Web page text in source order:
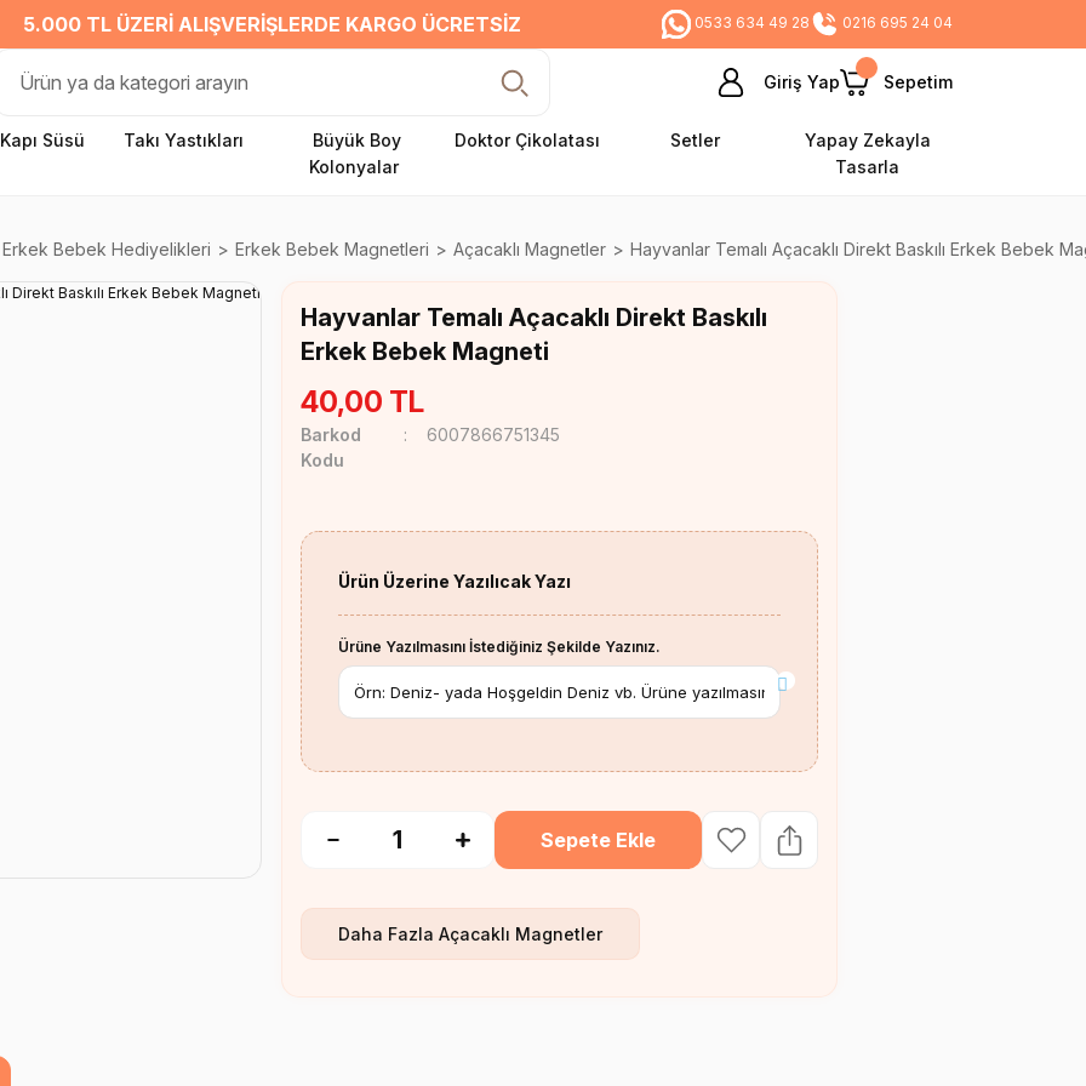
5.000 TL ÜZERI ALIŞVERIŞLERDE KARGO ÜCRETSIZ 0533 634 49 28 0216 695 24 04
Giriş Yap Sepetim
Süsü Takı Yastıkları
Büyük Boy
Kolonyalar
Doktor Çikolatası Setler
Yapay Zekayla
Tasarla
Erkek Bebek Hediyelikleri Erkek Bebek Magnetleri Açacaklı Magnetler Hayvanlar Temalı Açacaklı Direkt Baskılı Erkek Bebek
Hayvanlar Temalı Açacaklı Direkt Baskılı
Erkek Bebek Magneti
40,00 TL
Barkod
Kodu
6007866751345
Ürün Üzerine Yazılıcak Yazı
Ürüne Yazılmasını İstediğiniz Şekilde Yazınız.
*
Sepete Ekle
Daha Fazla Açacaklı Magnetler